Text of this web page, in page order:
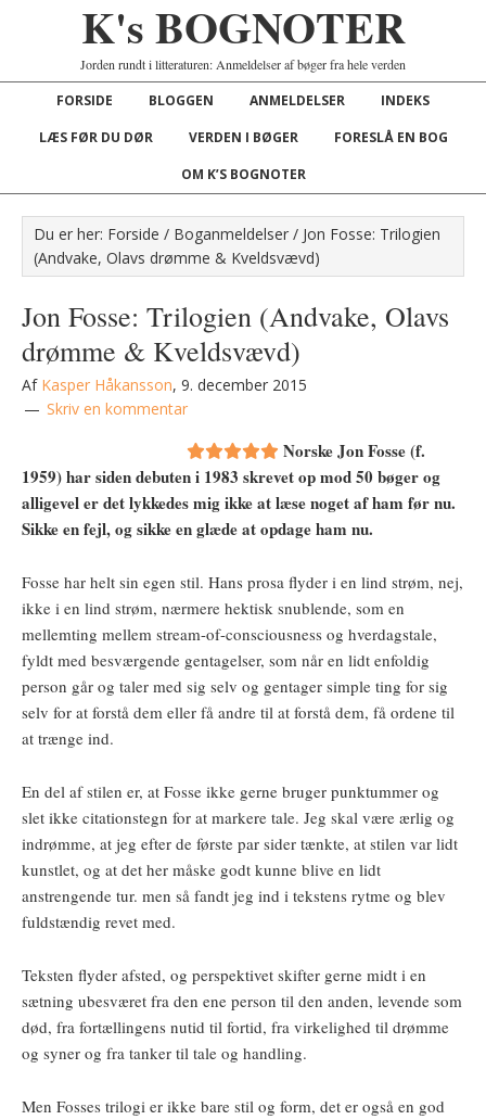
K's BOGNOTER
Jorden rundt i litteraturen: Anmeldelser af bøger fra hele verden
FORSIDE BLOGGEN ANMELDELSER
INDEKS
LÆS FØR DU DØR
VERDEN I BØGER
FORESLÅ EN BOG
OM K’S BOGNOTER
Du er her: Forside / Boganmeldelser / Jon Fosse: Trilogien
(Andvake, Olavs drømme & Kveldsvævd)
Jon Fosse: Trilogien (Andvake, Olavs
drømme & Kveldsvævd)
Af Kasper Håkansson, 9. december 2015
Skriv en kommentar
Norske Jon Fosse (f.
1959) har siden debuten i 1983 skrevet op mod 50 bøger og
alligevel er det lykkedes mig ikke at læse noget af ham før nu.
Sikke en fejl, og sikke en glæde at opdage ham nu.
Fosse har helt sin egen stil. Hans prosa flyder i en lind strøm, nej,
ikke i en lind strøm, nærmere hektisk snublende, som en
mellemting mellem stream-of-consciousness og hverdagstale,
fyldt med besværgende gentagelser, som når en lidt enfoldig
person går og taler med sig selv og gentager simple ting for sig
selv for at forstå dem eller få andre til at forstå dem, få ordene til
at trænge ind.
En del af stilen er, at Fosse ikke gerne bruger punktummer og
slet ikke citationstegn for at markere tale. Jeg skal være ærlig og
indrømme, at jeg efter de første par sider tænkte, at stilen var lidt
kunstlet, og at det her måske godt kunne blive en lidt
anstrengende tur. men så fandt jeg ind i tekstens rytme og blev
fuldstændig revet med.
Teksten flyder afsted, og perspektivet skifter gerne midt i en
sætning ubesværet fra den ene person til den anden, levende som
død, fra fortællingens nutid til fortid, fra virkelighed til drømme
og syner og fra tanker til tale og handling.
Men Fosses trilogi er ikke bare stil og form, det er også en god